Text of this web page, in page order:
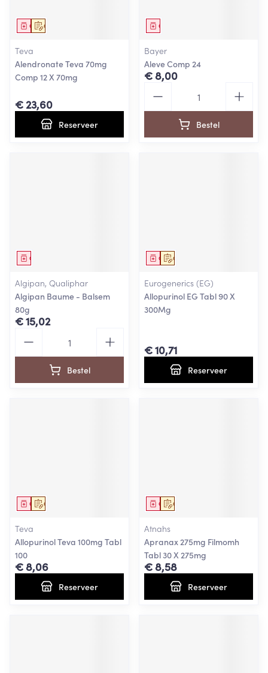
Op voorschrift
Geneesmiddel
Teva
Alendronate Teva 70mg
Comp 12 X 70mg
€ 23,60
Reserveer
Geneesmiddel
Bayer
Aleve Comp 24
€ 8,00
Bestel
Geneesmiddel
Algipan, Qualiphar
Algipan Baume - Balsem
80g
€ 15,02
Bestel
Op voorschrift
Geneesmiddel
Eurogenerics (EG)
Allopurinol EG Tabl 90 X
300Mg
€ 10,71
Reserveer
Op voorschrift
Geneesmiddel
Teva
Allopurinol Teva 100mg Tabl
100
€ 8,06
Reserveer
Op voorschrift
Geneesmiddel
Atnahs
Apranax 275mg Filmomh
Tabl 30 X 275mg
€ 8,58
Reserveer